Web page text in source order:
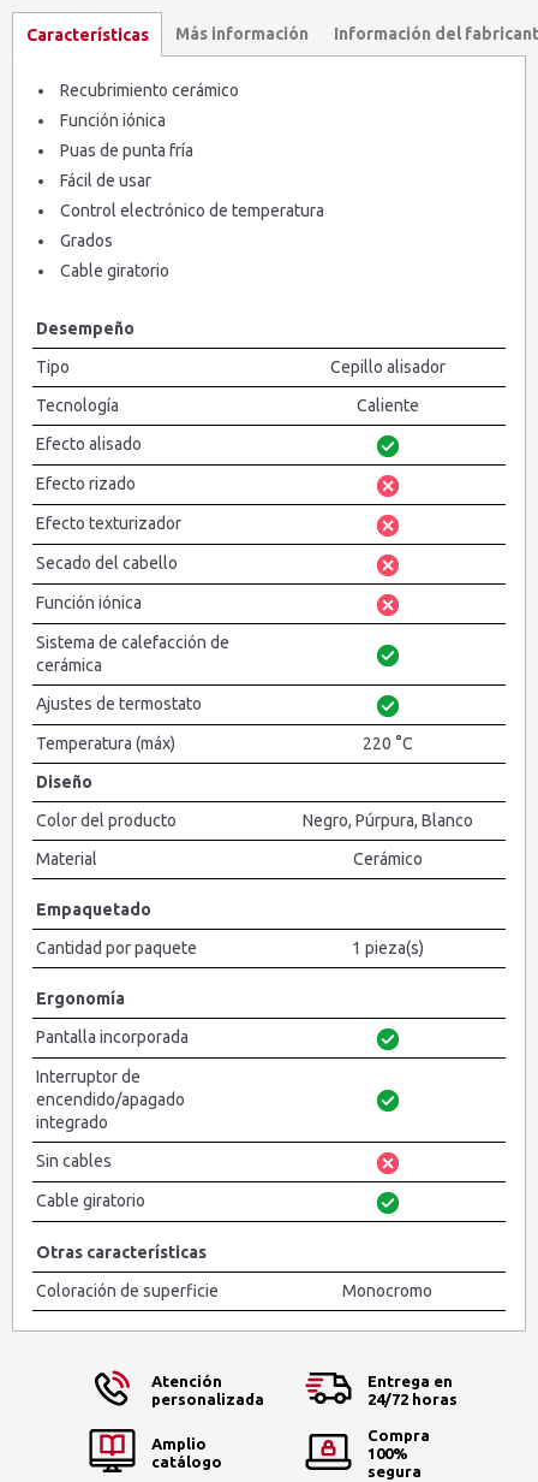
Características Más información Información del
Recubrimiento cerámico
Función iónica
Puas de punta fría
Fácil de usar
Control electrónico de temperatura
Grados
Cable giratorio
Desempeño
Tipo
Cepillo alisador
Tecnología
Caliente
Efecto alisado
Efecto rizado
Efecto texturizador
Secado del cabello
Función iónica
Sistema de calefacción de
cerámica
Ajustes de termostato
Temperatura (máx)
220 °C
Diseño
Color del producto
Negro, Púrpura, Blanco
Material
Cerámico
Empaquetado
Cantidad por paquete
1 pieza(s)
Ergonomía
Pantalla incorporada
Interruptor de
encendido/apagado
integrado
Sin cables
Cable giratorio
Otras características
Coloración de superficie
Monocromo
Atención
personalizada
Entrega en
24/72 horas
Amplio
catálogo
Compra
100%
segura